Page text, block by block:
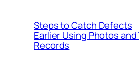
Steps to Catch Defects
Earlier Using Photos
Records